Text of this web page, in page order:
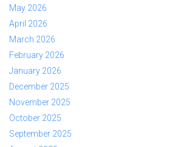
May 2026
April 2026
March 2026
February 2026
January 2026
December 2025
November 2025
October 2025
September 2025